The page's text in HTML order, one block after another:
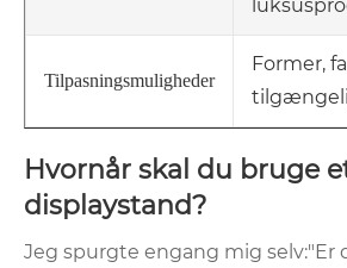
Tilpasningsmuligheder
Former,
Hvornår skal du bruge
displaystand?
Jeg spurgte engang mig selv:"Er